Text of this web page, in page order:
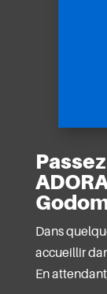
Dans
accueillir
En